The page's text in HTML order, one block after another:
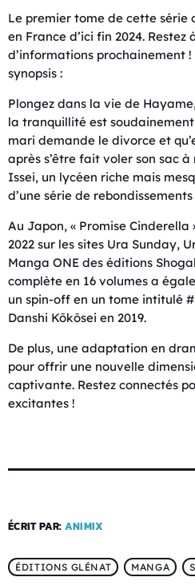
Le premier tome de cette
en France d’ici fin 2024. Restez
d’informations prochainement
synopsis :
Plongez dans la vie de
la tranquillité est
mari demande le divorce et
après s’être fait voler son sac
Issei, un lycéen riche mais
d’une série de
Au Japon, « Promise Cinderella
2022 sur les sites Ura Sunday,
Manga ONE des éditions
complète en 16 volumes a
un spin-off en un tome intitulé
Danshi Kōkōsei en 2019.
De plus, une adaptation en
pour offrir une nouvelle
captivante. Restez connectés
excitantes !
ÉCRIT PAR: ANIMIX
ÉDITIONS GLÉNAT MANGA